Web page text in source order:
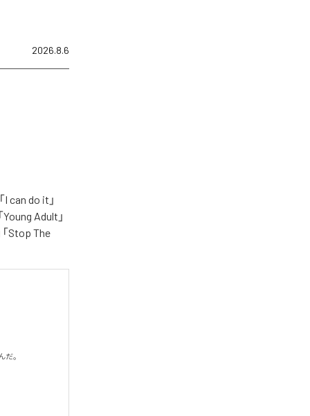
2026.8.6
can do it」
Young Adult」
「Stop The
だ。